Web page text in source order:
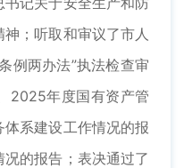
；听取和审议了市人
例两办法”执法检查审
2025年度国有资产管
系建设工作情况的报
的报告；表决通过了